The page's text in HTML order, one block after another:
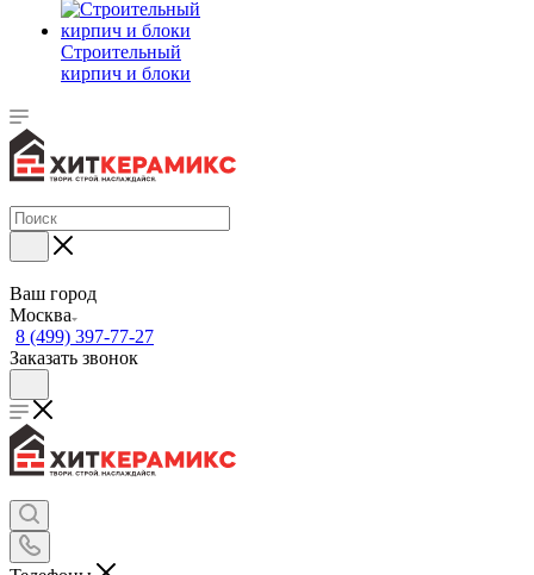
Строительный
кирпич и блоки
Ваш город
Москва
8 (499) 397-77-27
Заказать звонок